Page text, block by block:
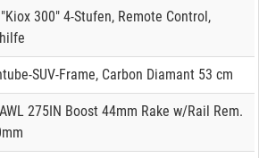
"Kiox 300" 4-Stufen, Remote Control,
SUV-Frame, Carbon Diamant 53 cm
275IN Boost 44mm Rake w/Rail Rem.